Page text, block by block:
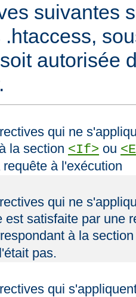
suivantes
.htaccess,
autorisée
qui ne
la section <If> ou
à l'exécution
qui ne
est satisfaite par une
à la
pas.
qui